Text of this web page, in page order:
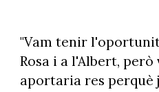
"Vam tenir
Rosa i a l'Albert,
aportaria res perquè